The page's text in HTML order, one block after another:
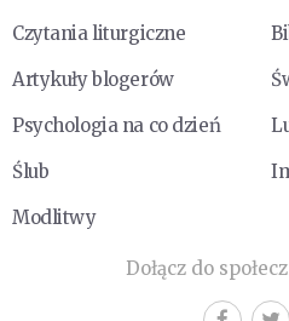
Czytania liturgiczne
Artykuły blogerów
Psychologia na co dzień
Ślub
Modlitwy
Dołącz do